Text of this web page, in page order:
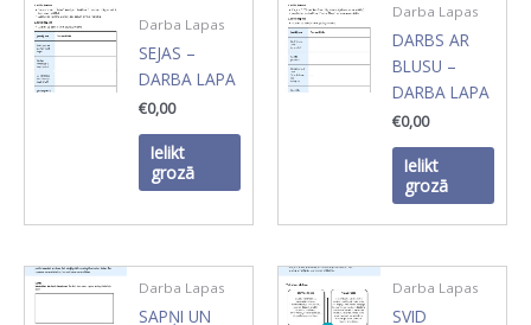
SEJAS –
DARBA LAPA
€0,00
grozā
DARBS AR
BLUSU –
DARBA LAPA
0,00
grozā
Darba Lapas
SAPŅI UN
MĒRĶI –
Darba Lapas
SVID
ANALĪZE –